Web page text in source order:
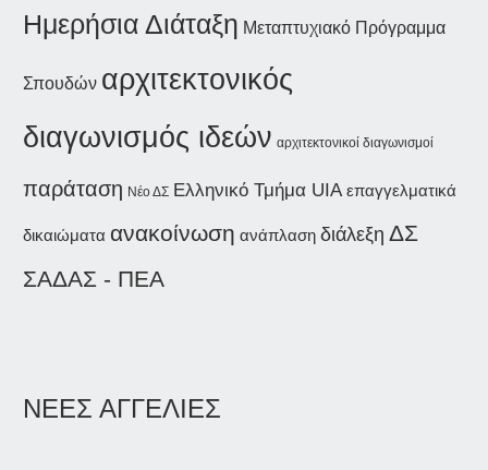
Ημερήσια Διάταξη Μεταπτυχιακό Πρόγραμμα
Σπουδών αρχιτεκτονικός
διαγωνισμός ιδεών αρχιτεκτονικοί διαγωνισμοί
παράταση Νέο ΔΣ Ελληνικό Τμήμα UIA επαγγελματικά
δικαιώματα ανακοίνωση ανάπλαση διάλεξη ΔΣ
ΣΑΔΑΣ - ΠΕΑ
ΝΕΕΣ ΑΓΓΕΛΙΕΣ